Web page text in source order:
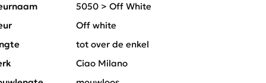
5050 > Off White
Off white
tot over de enkel
Ciao Milano